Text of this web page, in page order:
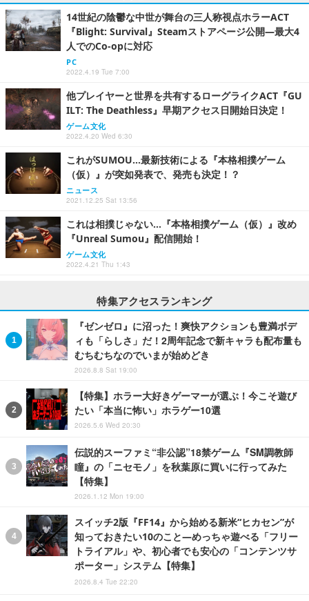
14世紀の陰鬱な中世が舞台の三人称視点ホラーACT
『Blight: Survival』Steamストアページ公開―最大4
人でのCo-opに対応
PC
2022.4.19 Tue 7:00
他プレイヤーと世界を共有するローグライクACT『GU
ILT: The Deathless』早期アクセス日開始日決定！
ゲーム文化
2022.4.20 Wed 6:30
これがSUMOU…最新技術による『本格相撲ゲーム
（仮）』が突如発表で、発売も決定！？
ニュース
2021.12.25 Sat 13:56
これは相撲じゃない…『本格相撲ゲーム（仮）』改め
『Unreal Sumou』配信開始！
ゲーム文化
2022.4.21 Thu 1:43
特集アクセスランキング
『ゼンゼロ』に沼った！爽快アクションも豊満ボデ
ィも「らしさ」だ！2周年記念で新キャラも配布量も
むちむちなのでいまが始めどき
2026.8.8 Sat 19:00
【特集】ホラー大好きゲーマーが選ぶ！今こそ遊び
たい「本当に怖い」ホラゲー10選
2026.5.6 Wed 20:30
伝説的スーファミ“非公認”18禁ゲーム『SM調教師
瞳』の「ニセモノ」を秋葉原に買いに行ってみた
【特集】
2026.1.12 Mon 19:00
スイッチ2版『FF14』から始める新米“ヒカセン”が
知っておきたい10のこと―めっちゃ遊べる「フリー
トライアル」や、初心者でも安心の「コンテンツサ
ポーター」システム【特集】
2026.8.4 Tue 22:20